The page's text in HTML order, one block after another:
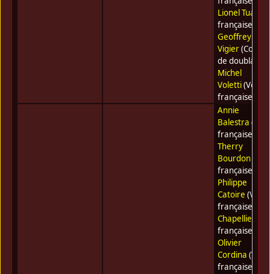
Lionel Tua
française) •
Geoffrey
Vigier
de doublage)
Michel
Voletti(Voix
française)
Annie
Balestra (Voix
française) •
Therry
Bourdon(Voix
française) •
Philippe
Catoire (Voix
française) •
Chapellier
française) •
Olivier
Cordina (Voix
française) •